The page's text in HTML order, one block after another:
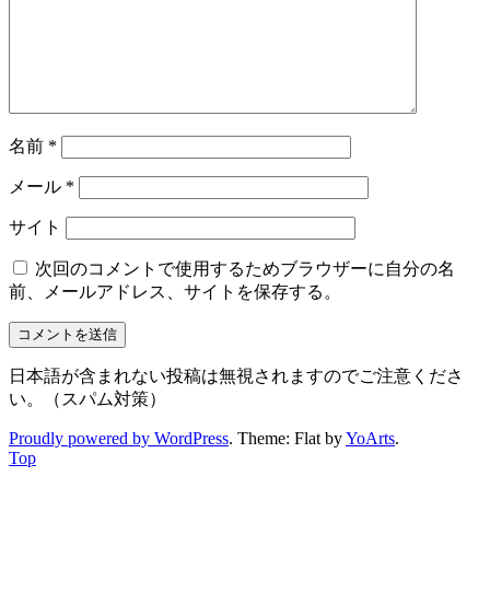
名前 *
メール *
サイト
次回のコメントで使用するためブラウザーに自分の名
前、メールアドレス、サイトを保存する。
日本語が含まれない投稿は無視されますのでご注意くださ
い。（スパム対策）
Proudly powered by WordPress. Theme: Flat byYoArts.
Top